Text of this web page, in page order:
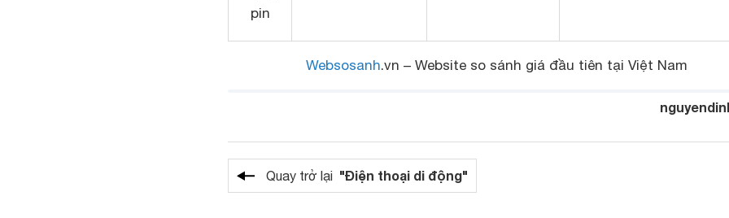
pin
Websosanh.vn – Website so sánh giá đầu tiên tại Việt Nam
Quay trở lại "Điện thoại di động"